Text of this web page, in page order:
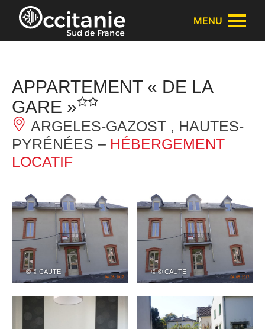
Panneau de gestion des cookies
MENU
APPARTEMENT « DE LA
GARE »
ARGELES-GAZOST , HAUTES-
PYRÉNÉES – HÉBERGEMENT
LOCATIF
– © © CAUTE – © © CAUTE